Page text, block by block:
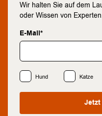
Wir halten Sie auf dem
oder Wissen von
E-Mail*
Hund Katze
Jetzt